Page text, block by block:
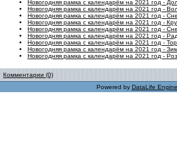
Новогодняя рамка с календарём на 2021 год -
Новогодняя рамка с календарём на 2021 год -
Новогодняя рамка с календарём на 2021 год -
Новогодняя рамка с календарём на 2021 год -
Новогодняя рамка с календарём на 2021 год -
Новогодняя рамка с календарём на 2021 год -
Новогодняя рамка с календарём на 2021 год -
Новогодняя рамка с календарём на 2021 год -
Новогодняя рамка с календарём на 2021 год -
Комментарии (0)
Powered by DataLife Engine